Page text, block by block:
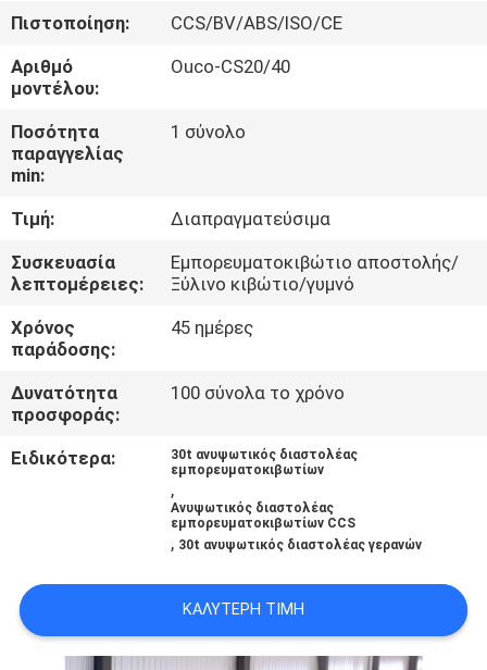
ΕΜΦΆΝΙΣΗ
VR
ΣΧΕΤΙΚΆ
ΜΕ
ΕΜΆΣ
ΕΠΙΣΚΈΨΕΙΣ
ΕΡΓΟΣΤΆΣΙΟ
ΈΛΕΓΧΟΣ
ΠΟΙΌΤΗΤΑΣ
ΥΠΟΘΈΣΕΙΣ
CONTACT
Πιστοποίηση:
CCS/BV/ABS/ISO/CE
Αριθμό
μοντέλου:
Ouco-CS20/40
Ποσότητα
παραγγελίας
min:
1 σύνολο
Τιμή:
Διαπραγματεύσιμα
Συσκευασία
λεπτομέρειες:
Εμπορευματοκιβώτιο αποστολής/
Ξύλινο κιβώτιο/γυμνό
Χρόνος
παράδοσης:
45 ημέρες
Δυνατότητα
προσφοράς:
100 σύνολα το χρόνο
Ειδικότερα:
30t ανυψωτικός διαστολέας
εμπορευματοκιβωτίων
,
Ανυψωτικός διαστολέας
εμπορευματοκιβωτίων CCS
, 30t ανυψωτικός διαστολέας γερανών
ΚΑΛΎΤΕΡΗ ΤΙΜΉ